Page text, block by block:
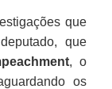
que
que
, o
os